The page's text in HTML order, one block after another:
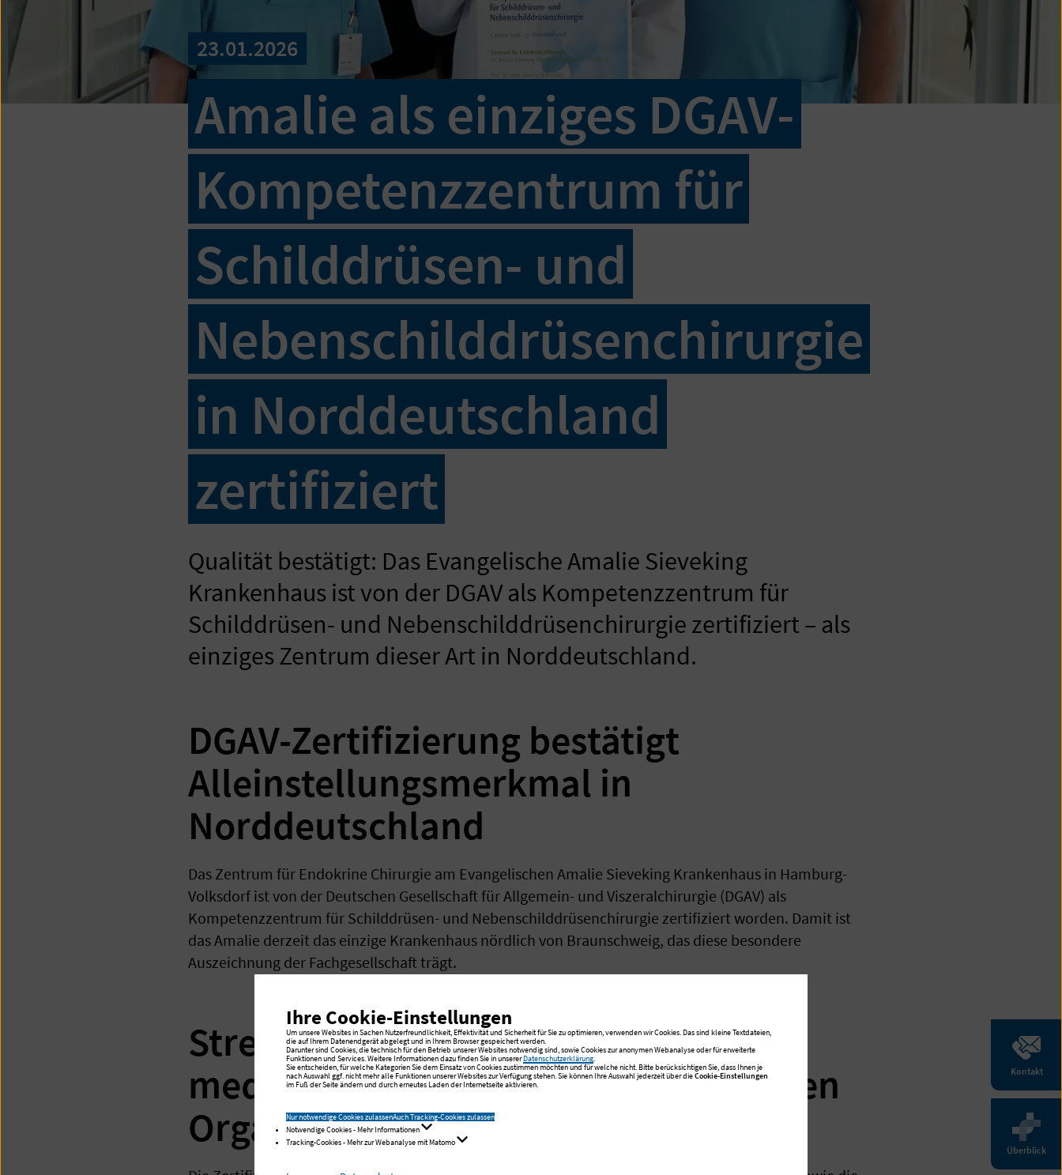
Kontakt
Überblick
23.01.2026
Amalie als einziges DGAV-
Kompetenzzentrum für
Schilddrüsen- und
Nebenschilddrüsenchirurgie
in Norddeutschland
zertifiziert
Qualität bestätigt: Das Evangelische Amalie Sieveking
Krankenhaus ist von der DGAV als Kompetenzzentrum für
Schilddrüsen- und Nebenschilddrüsenchirurgie zertifiziert – als
einziges Zentrum dieser Art in Norddeutschland.
DGAV-Zertifizierung bestätigt
Alleinstellungsmerkmal in
Norddeutschland
Das Zentrum für Endokrine Chirurgie am Evangelischen Amalie Sieveking Krankenhaus in Hamburg-
Volksdorf ist von der Deutschen Gesellschaft für Allgemein- und Viszeralchirurgie (DGAV) als
Kompetenzzentrum für Schilddrüsen- und Nebenschilddrüsenchirurgie zertifiziert worden. Damit ist
das Amalie derzeit das einzige Krankenhaus nördlich von Braunschweig, das diese besondere
Auszeichnung der Fachgesellschaft trägt.
Strenge Qualitätskriterien und hohe
medizinische Relevanz der endokrinen
Organe
Ihre Cookie-Einstellungen
Um unsere Websites in Sachen Nutzerfreundlichkeit, Effektivität und Sicherheit für Sie zu optimieren, verwenden wir Cookies. Das sind kleine Textdateien,
die auf Ihrem Datenendgerät abgelegt und in Ihrem Browser gespeichert werden.
Darunter sind Cookies, die technisch für den Betrieb unserer Websites notwendig sind, sowie Cookies zur anonymen Webanalyse oder für erweiterte
Funktionen und Services. Weitere Informationen dazu finden Sie in unsererDatenschutzerklärung
Sie entscheiden, für welche Kategorien Sie dem Einsatz von Cookies zustimmen möchten und für welche nicht. Bitte berücksichtigen Sie, dass Ihnen je
nach Auswahl ggf. nicht mehr alle Funktionen unserer Websites zur Verfügung stehen. Sie können Ihre Auswahl jederzeit über dieCookie-Einstellungen
im Fuß der Seite ändern und durch erneutes Laden der Internetseite aktivieren.
Nur notwendige Cookies zulassenAuch Tracking-Cookies zulassen
Notwendige Cookies - Mehr Informationen
Tracking-Cookies - Mehr zur Webanalyse mit Matomo